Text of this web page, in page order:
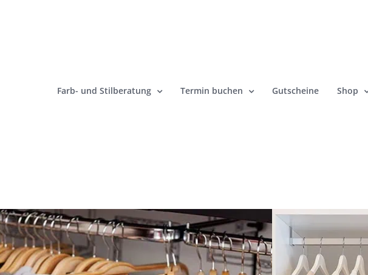
Farb- und Stilberatung Termin buchen Gutscheine Shop